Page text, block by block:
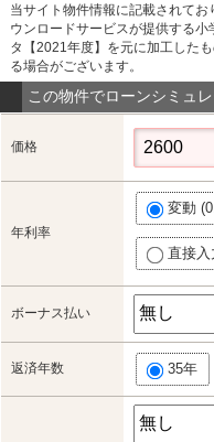
当サイト物件情報に記載されて
ウンロードサービスが提供する
タ【2021年度】を元に加工した
る場合がございます。
この物件でローンシミュ
価格
年利率
変動
直接入
ボーナス払い
返済年数 35年